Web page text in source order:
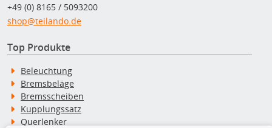
+49 (0) 8165 / 5093200
shop@teilando.de
Top Produkte
Beleuchtung
Bremsbeläge
Bremsscheiben
Kupplungssatz
Querlenker